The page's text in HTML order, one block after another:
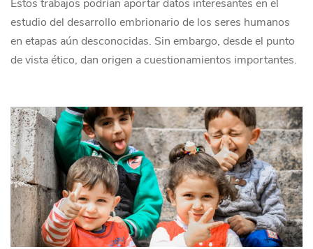
Estos trabajos podrían aportar datos interesantes en el
estudio del desarrollo embrionario de los seres humanos
en etapas aún desconocidas. Sin embargo, desde el punto
de vista ético, dan origen a cuestionamientos importantes.